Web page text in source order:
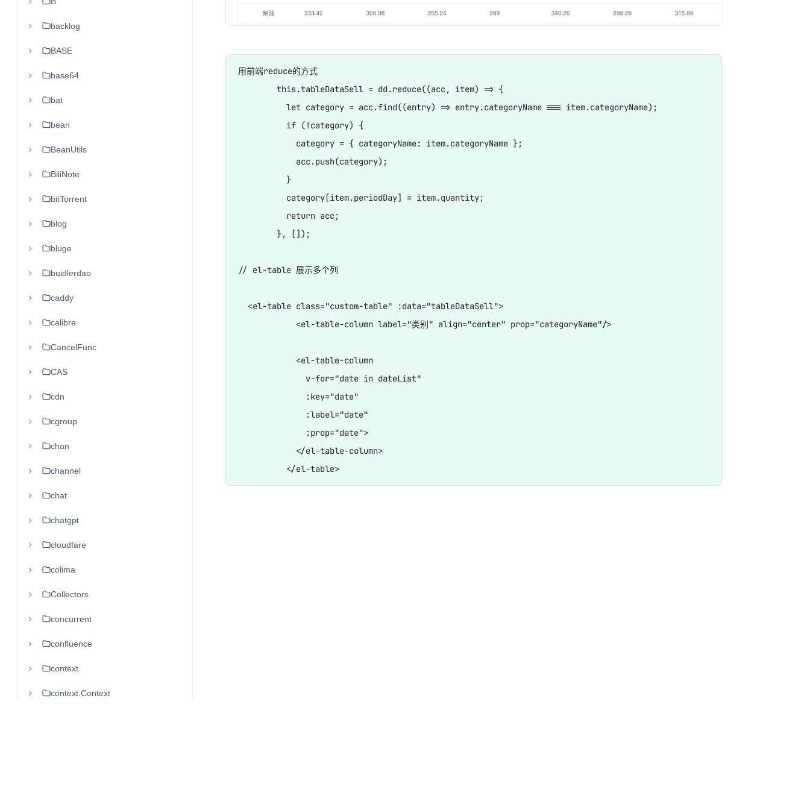
backlog
BASE
base64
bat
bean
BeanUtils
BiliNote
bitTorrent
blog
bluge
buidlerdao
caddy
calibre
CancelFunc
CAS
cdn
cgroup
chan
channel
chat
chatgpt
cloudfare
colima
Collectors
concurrent
confluence
context
context.Context
用前端reduce的方式
        this.tableDataSell = dd.reduce((acc, item) => {
          let category = acc.find((entry) => entry.categoryName === item.categoryName);
          if (!category) {
            category = { categoryName: item.categoryName };
            acc.push(category);
          }
          category[item.periodDay] = item.quantity;
          return acc;
        }, []);
// el-table 展示多个列
  <el-table class="custom-table" :data="tableDataSell">
            <el-table-column label="类别" align="center" prop="categoryName"/>
            <el-table-column
              v-for="date in dateList"
              :key="date"
              :label="date"
              :prop="date">
            </el-table-column>
          </el-table>